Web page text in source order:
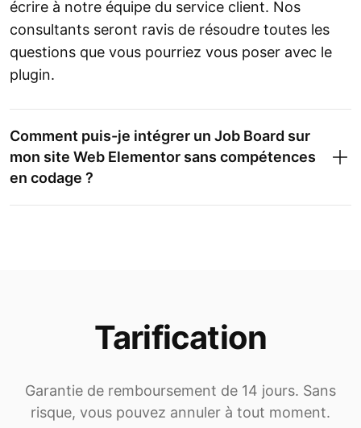
écrire à notre équipe du service client. Nos
consultants seront ravis de résoudre toutes les
questions que vous pourriez vous poser avec le
plugin.
Comment puis-je intégrer un Job Board sur
mon site Web Elementor sans compétences
en codage ?
Tarification
Garantie de remboursement de 14 jours. Sans
risque, vous pouvez annuler à tout moment.